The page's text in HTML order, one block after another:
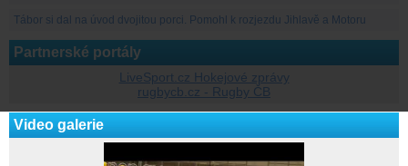
Tábor si dal na úvod dvojitou porci. Pomohl k rozjezdu Jihlavě a Motoru
Partnerské portály
LiveSport.cz Hokejové zprávy
rugbycb.cz - Rugby ČB
Video galerie